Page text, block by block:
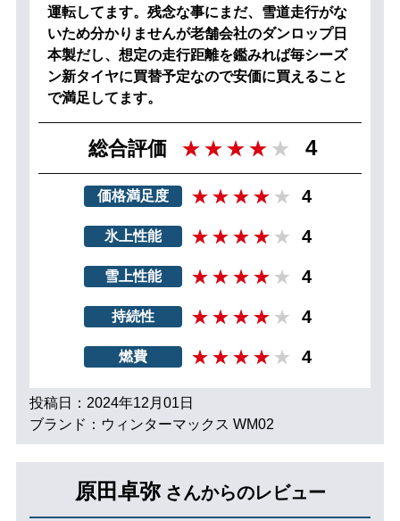
運転してます。残念な事にまだ、雪道走行がな
いため分かりませんが老舗会社のダンロップ日
本製だし、想定の走行距離を鑑みれば毎シーズ
ン新タイヤに買替予定なので安価に買えること
で満足してます。
総合評価 4
価格満足度 4
氷上性能 4
雪上性能 4
持続性 4
燃費 4
投稿日：2024年12月01日
ブランド：ウィンターマックス WM02
原田卓弥 さんからのレビュー